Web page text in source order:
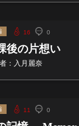
16 0
後の片想い
：入月麗奈
11 0